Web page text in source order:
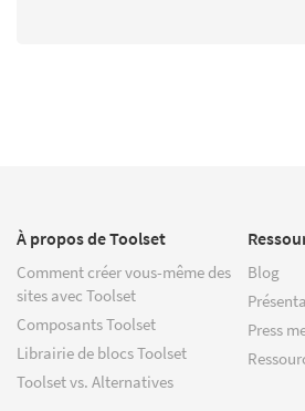
À propos de Toolset
Comment créer vous-même des
sites avec Toolset
Composants Toolset
Librairie de blocs Toolset
Toolset vs. Alternatives
Blog
Press